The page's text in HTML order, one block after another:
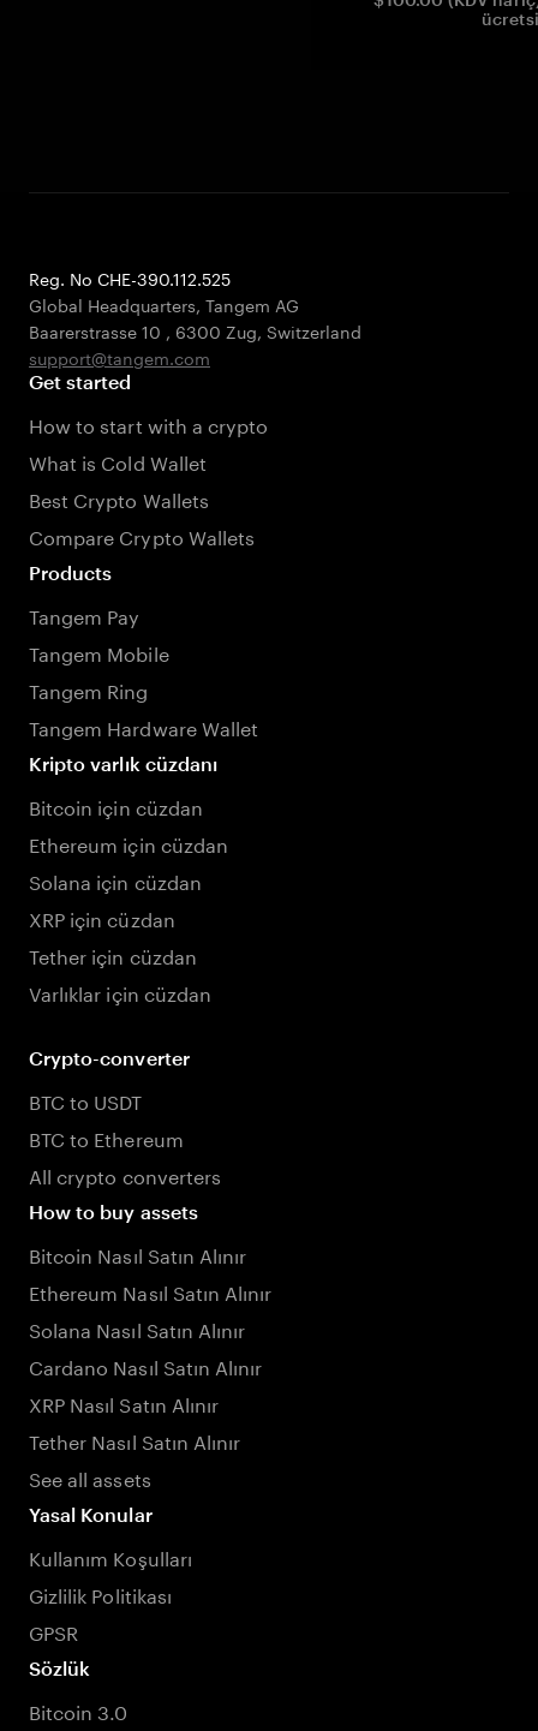
Reg. No CHE-390.112.525
Global Headquarters, Tangem AG
Baarerstrasse 10 , 6300 Zug, Switzerland
support@tangem.com
Get started
How to start with a crypto
What is Cold Wallet
Best Crypto Wallets
Compare Crypto Wallets
Products
Tangem Pay
Tangem Mobile
Tangem Ring
Tangem Hardware Wallet
Kripto varlık cüzdanı
Bitcoin için cüzdan
Ethereum için cüzdan
Solana için cüzdan
XRP için cüzdan
Tether için cüzdan
Varlıklar için cüzdan
Crypto-converter
BTC to USDT
BTC to Ethereum
All crypto converters
How to buy assets
Bitcoin Nasıl Satın Alınır
Ethereum Nasıl Satın Alınır
Solana Nasıl Satın Alınır
Cardano Nasıl Satın Alınır
XRP Nasıl Satın Alınır
Tether Nasıl Satın Alınır
See all assets
Yasal Konular
Kullanım Koşulları
Gizlilik Politikası
GPSR
Sözlük
Bitcoin 3.0